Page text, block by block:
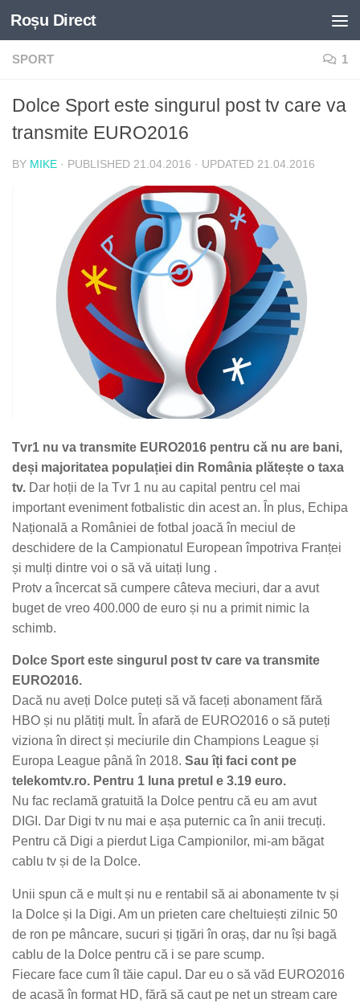
Skip to content
Roșu Direct
SPORT 1
Dolce Sport este singurul post tv care va
transmite EURO2016
BY MIKE · PUBLISHED 21.04.2016 · UPDATED 21.04.2016
Tvr1 nu va transmite EURO2016 pentru că nu are bani,
deși majoritatea populației din România plătește o taxa
tv. Dar hoții de la Tvr 1 nu au capital pentru cel mai
important eveniment fotbalistic din acest an. În plus, Echipa
Națională a României de fotbal joacă în meciul de
deschidere de la Campionatul European împotriva Franței
și mulți dintre voi o să vă uitați lung .
Protv a încercat să cumpere câteva meciuri, dar a avut
buget de vreo 400.000 de euro și nu a primit nimic la
schimb.
Dolce Sport este singurul post tv care va transmite
EURO2016.
Dacă nu aveți Dolce puteți să vă faceți abonament fără
HBO și nu plătiți mult. În afară de EURO2016 o să puteți
viziona în direct și meciurile din Champions League și
Europa League până în 2018. Sau îți faci cont pe
telekomtv.ro. Pentru 1 luna pretul e 3.19 euro.
Nu fac reclamă gratuită la Dolce pentru că eu am avut
DIGI. Dar Digi tv nu mai e așa puternic ca în anii trecuți.
Pentru că Digi a pierdut Liga Campionilor, mi-am băgat
cablu tv și de la Dolce.
Unii spun că e mult și nu e rentabil să ai abonamente tv și
la Dolce și la Digi. Am un prieten care cheltuiești zilnic 50
de ron pe mâncare, sucuri și țigări în oraș, dar nu își bagă
cablu de la Dolce pentru că i se pare scump.
Fiecare face cum îl tăie capul. Dar eu o să văd EURO2016
de acasă în format HD, fără să caut pe net un stream care